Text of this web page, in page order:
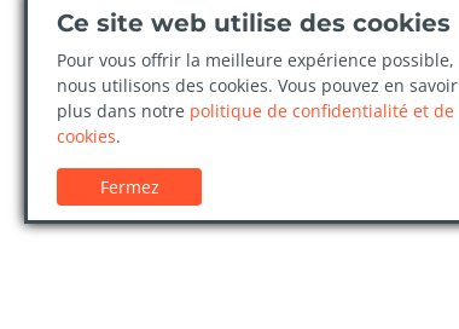
Ce site web utilise des cookies
Pour vous offrir la meilleure expérience possible,
nous utilisons des cookies. Vous pouvez en savoir
plus dans notre politique de confidentialité et de
cookies.
Fermez